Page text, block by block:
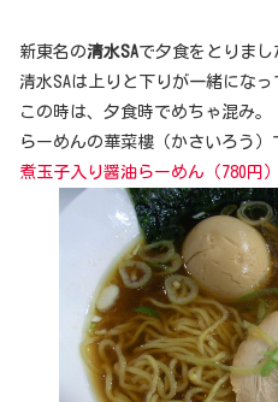
新東名の清水SAで夕食をとりまし
清水SAは上りと下りが一緒になっ
この時は、夕食時でめちゃ混み。
らーめんの華菜樓（かさいろう）
煮玉子入り醤油らーめん（780円）